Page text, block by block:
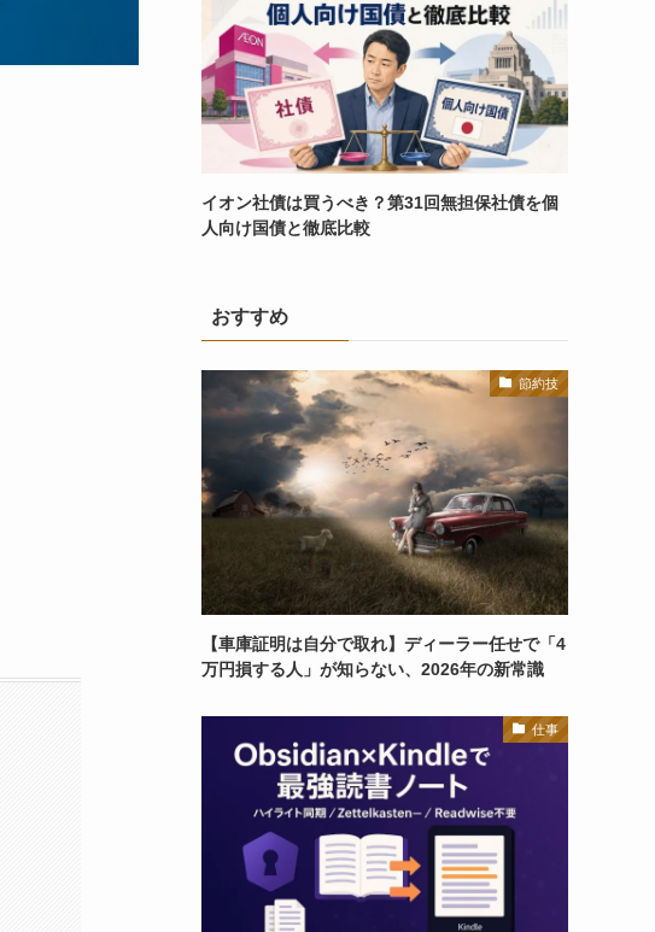
イオン社債は買うべき？第31回無担保社債を個
人向け国債と徹底比較
おすすめ
節約技
【車庫証明は自分で取れ】ディーラー任せで「4
万円損する人」が知らない、2026年の新常識
仕事